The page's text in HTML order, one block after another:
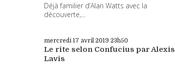
Déjà familier d’Alan Watts avec la
découverte,...
mercredi 17 avril 2019 23h50
Le rite selon Confucius par Alexis
Lavis